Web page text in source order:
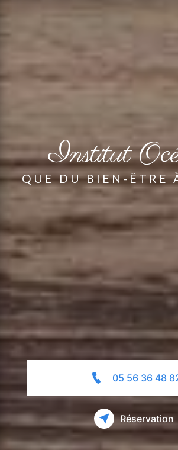
Institut
QUE DU BIEN-ÊTRE
05 56 36 48
Réservation